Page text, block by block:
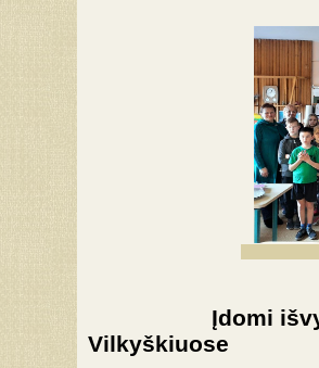
Įdomi išvyka į
Vilkyškiuose